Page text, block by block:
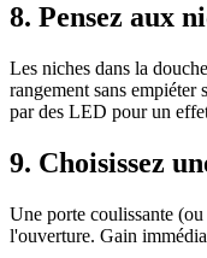
8. Pensez aux
Les niches dans la
rangement sans empiéter
par des LED pour un
9. Choisissez
Une porte coulissante
l'ouverture. Gain